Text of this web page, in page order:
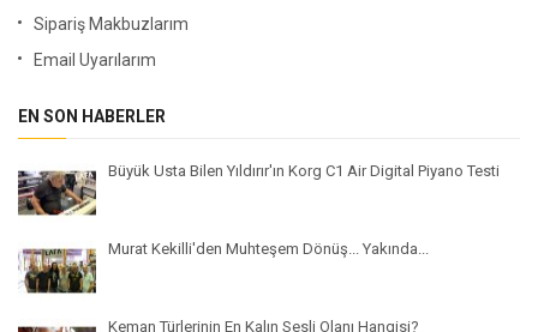
Sipariş Makbuzlarım
Email Uyarılarım
EN SON HABERLER
Büyük Usta Bilen Yıldırır'ın Korg C1 Air Digital Piyano Testi
Murat Kekilli'den Muhteşem Dönüş... Yakında...
Keman Türlerinin En Kalın Sesli Olanı Hangisi?